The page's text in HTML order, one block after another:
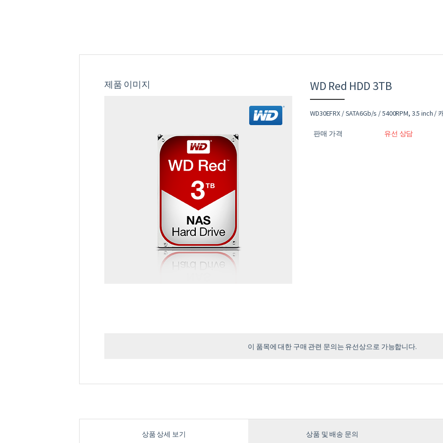
제품 이미지 WD Red HDD 3TB
WD30EFRX / SATA6Gb/s / 5400RPM, 3.5 inch /
판매 가격 유선 상담
이 품목에 대한 구매 관련 문의는 유선상으로 가능합니다.
상품 상세 보기 상품 및 배송 문의